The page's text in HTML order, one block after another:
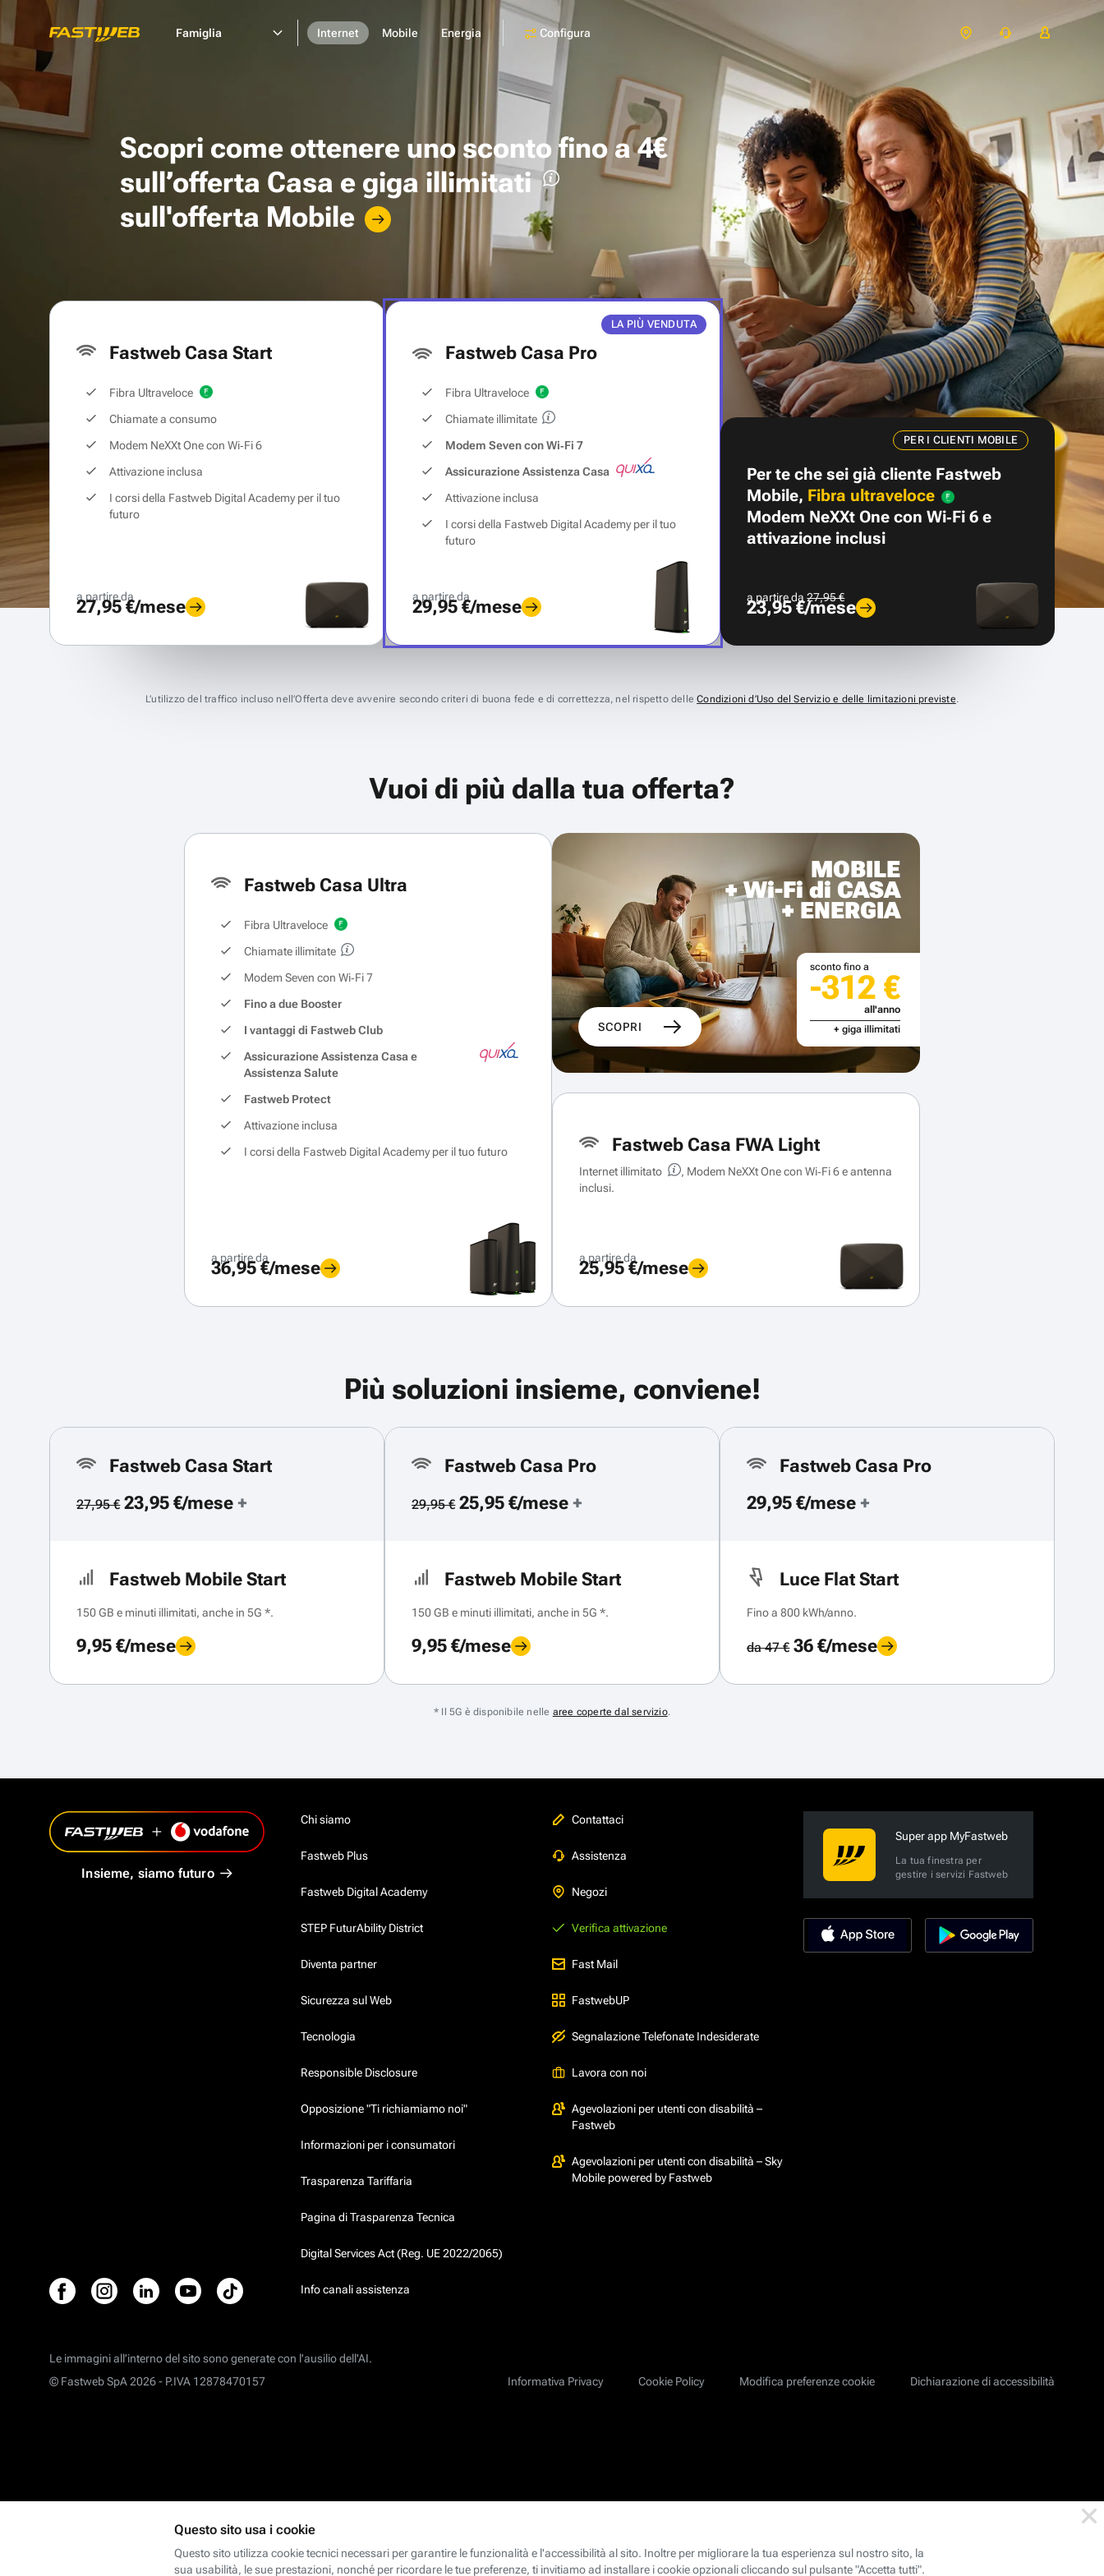
Famiglia Internet Mobile Energia Configura
Scopri come ottenere unosconto fino a 4€
sull’offerta Casa e giga illimitati
sull'offerta Mobile
Fastweb Casa Start
Fibra Ultraveloce
Chiamate a consumo
Modem NeXXt One con Wi‑Fi 6
Attivazione inclusa
I corsi della Fastweb Digital Academy per il tuo
futuro
a partire da
27,95 €/mese
LA PIÙ VENDUTA
Fastweb Casa Pro
Fibra Ultraveloce
Chiamate illimitate
Modem Seven con Wi‑Fi 7
Assicurazione Assistenza Casa
Attivazione inclusa
I corsi della Fastweb Digital Academy per il tuo
futuro
a partire da
29,95 €/mese
PER I CLIENTI MOBILE
Per te che sei già cliente Fastweb
Mobile, Fibra ultraveloce
Modem NeXXt One con Wi‑Fi 6 e
attivazione inclusi
a partire da27,95 €
23,95 €/mese
L’utilizzo del traffico incluso nell’Offerta deve avvenire secondo criteri di buona fede e di correttezza, nel rispetto delleCondizioni d’Uso del Servizio e delle limitazioni previste.
Vuoi di più dalla tua offerta?
Fastweb Casa Ultra
Fibra Ultraveloce
Chiamate illimitate
Modem Seven con Wi‑Fi 7
Fino a due Booster
I vantaggi di Fastweb Club
Assicurazione Assistenza Casa e
Assistenza Salute
Fastweb Protect
Attivazione inclusa
I corsi della Fastweb Digital Academy per il tuo futuro
a partire da
36,95 €/mese
MOBILE
+ Wi-Fi di CASA
+ ENERGIA
SCOPRI
sconto fino a
-312 €
all'anno
+ giga illimitati
Fastweb Casa FWA Light
Internet illimitato
, Modem NeXXt One con Wi‑Fi 6 e antenna
inclusi.
a partire da
25,95 €/mese
Più soluzioni insieme, conviene!
Fastweb Casa Start
27,95 €23,95 €/mese +
Fastweb Mobile Start
150 GB e minuti illimitati, anche in 5G *.
9,95 €/mese
Fastweb Casa Pro
29,95 €25,95 €/mese +
Fastweb Mobile Start
150 GB e minuti illimitati, anche in 5G *.
9,95 €/mese
Fastweb Casa Pro
29,95 €/mese +
Luce Flat Start
Fino a 800 kWh/anno.
da 47 €36 €/mese
* Il 5G è disponibile nelle aree coperte dal servizio.
Insieme, siamo futuro
Chi siamo
Fastweb Plus
Fastweb Digital Academy
STEP FuturAbility District
Diventa partner
Sicurezza sul Web
Tecnologia
Responsible Disclosure
Opposizione "Ti richiamiamo noi"
Informazioni per i consumatori
Trasparenza Tariffaria
Pagina di Trasparenza Tecnica
Digital Services Act (Reg. UE 2022/2065)
Info canali assistenza
Contattaci
Assistenza
Negozi
Verifica attivazione
Fast Mail
FastwebUP
Segnalazione Telefonate Indesiderate
Lavora con noi
Agevolazioni per utenti con disabilità –
Fastweb
Agevolazioni per utenti con disabilità – Sky
Mobile powered by Fastweb
Super app MyFastweb
La tua finestra per
gestire i servizi Fastweb
Le immagini all’interno del sito sono generate con l'ausilio dell'AI.
Informativa Privacy
Cookie Policy Modifica preferenze cookie Dichiarazione di accessibilità
© Fastweb SpA 2026 - P.IVA 12878470157